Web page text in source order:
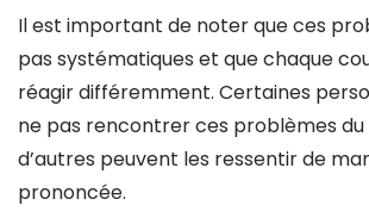
Il est important de noter que ces
pas systématiques et que chaque
réagir différemment. Certaines
ne pas rencontrer ces problèmes
d’autres peuvent les ressentir de
prononcée.